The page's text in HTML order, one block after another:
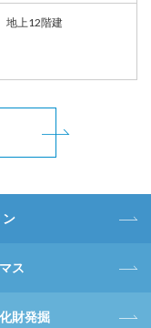
地上12階建
ン
ス
財発掘